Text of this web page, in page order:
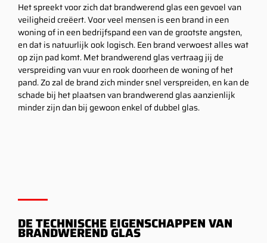
Het spreekt voor zich dat brandwerend glas een gevoel van
veiligheid creëert. Voor veel mensen is een brand in een
woning of in een bedrijfspand een van de grootste angsten,
en dat is natuurlijk ook logisch. Een brand verwoest alles wat
op zijn pad komt. Met brandwerend glas vertraag jij de
verspreiding van vuur en rook doorheen de woning of het
pand. Zo zal de brand zich minder snel verspreiden, en kan de
schade bij het plaatsen van brandwerend glas aanzienlijk
minder zijn dan bij gewoon enkel of dubbel glas.
DE TECHNISCHE EIGENSCHAPPEN VAN
BRANDWEREND GLAS